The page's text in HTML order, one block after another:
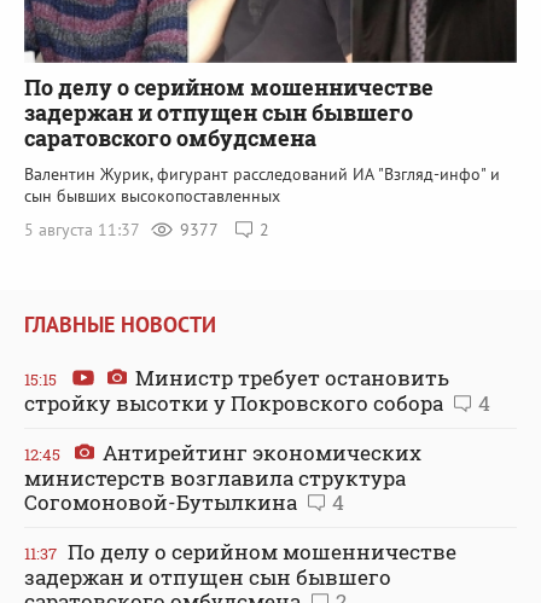
По делу о серийном мошенничестве
задержан и отпущен сын бывшего
саратовского омбудсмена
Валентин Журик, фигурант расследований ИА "Взгляд-инфо" и
сын бывших высокопоставленных
5 августа 11:37
9377 2
ГЛАВНЫЕ НОВОСТИ
15:15
Министр требует остановить
стройку высотки у Покровского собора
4
12:45
Антирейтинг экономических
министерств возглавила структура
Согомоновой-Бутылкина
4
11:37 По делу о серийном мошенничестве
задержан и отпущен сын бывшего